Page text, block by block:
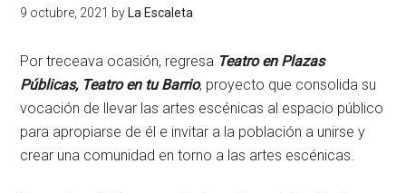
9 octubre, 2021 by La Escaleta
Por treceava ocasión, regresa Teatro en Plazas
Públicas, Teatro en tu Barrio, proyecto que consolida su
vocación de llevar las artes escénicas al espacio público
para apropiarse de él e invitar a la población a unirse y
crear una comunidad en torno a las artes escénicas.